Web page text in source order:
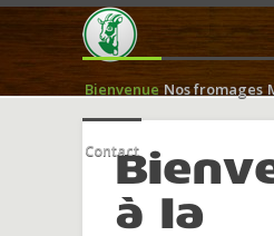
Bienvenue Nos fromages
Contact
à la